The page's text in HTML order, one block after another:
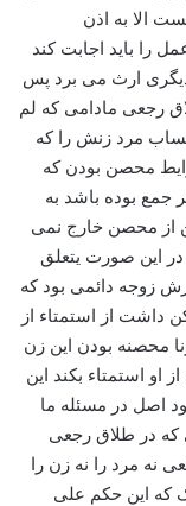
الا به اذن
باید اجابت کند
ارث می برد پس
رجعی مادامی که لم
مرد زنش را که
محصن بودن که
بوده باشد به
از محصن خارج نمی
این صورت یتعلق
زوجه دائمی بود که
داشت از استمتاء از
محصنه بودن این زن
او استمتاء بکند این
اصل در مسئله ما
که در طلاق رجعی
نه مرد را نه زن را
که این حکم علی